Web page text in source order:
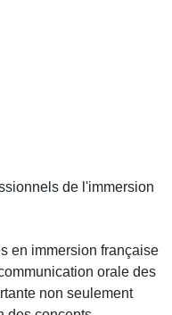
de l'immersion
en immersion française
orale des
non seulement